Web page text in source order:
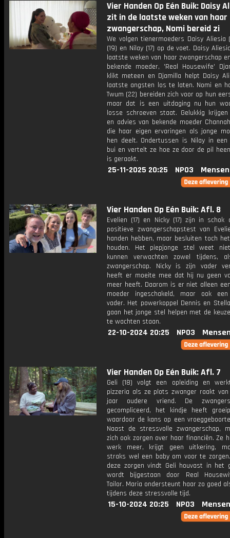
Vier Handen Op Eén Buik: Daisy
zit in de laatste weken van haar
zwangerschap, Nomi bereid zi
We volgen tienermoeders Daisy Aliesia
(19) en Nilay (17) op de voet. Daisy
laatste weken van haar zwangerschap
bekende moeder, 'Real Housewife'
klikt meteen en Djamilla helpt Daisy
laatste angsten los te laten. Nomi en
Twum (22) bereiden zich voor op hun
maar dat is een uitdaging nu hun
losse schroeven staat. Gelukkig
en advies van bekende moeder
die haar eigen ervaringen als jonge
hen deelt. Ondertussen is Nilay in een
bui en vertelt ze hoe ze door de pil
is geraakt.
25-11-2025 20:25 NPO3
Vier Handen Op Eén Buik: Afl. 8
Evelien (17) en Nicky (17) zijn in
positieve zwangerschapstest van
handen hebben, maar besluiten toch
houden. Het piepjonge stel weet
kunnen verwachten zowel tijdens,
zwangerschap. Nicky is zijn vader
heeft er moeite mee dat hij nu geen
meer heeft. Daarom is er niet alleen
moeder ingeschakeld, maar ook een
vader. Het powerkoppel Dennis en
gaan het jonge stel helpen met de
te wachten staan.
22-10-2024 20:25 NPO3
Vier Handen Op Eén Buik: Afl. 7
Geli (18) volgt een opleiding en
pizzeria als ze plots zwanger raakt
jaar oudere vriend. De
gecompliceerd, het kindje heeft
waardoor de kans op een
Naast de stressvolle zwangerschap,
zich ook zorgen over haar financiën. Ze
werk meer, krijgt geen uitkering,
straks wel een baby om voor te
deze zorgen vindt Geli houvast in het
wordt bijgestaan door Real
Tailor. Maria ondersteunt haar zo goed
tijdens deze stressvolle tijd.
15-10-2024 20:25 NPO3